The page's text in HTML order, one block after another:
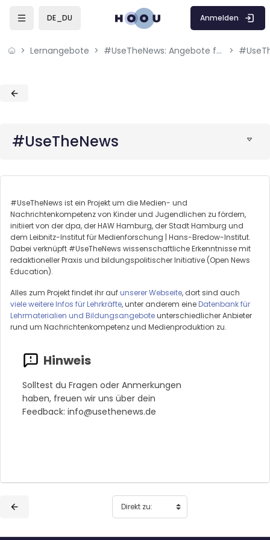
Skip to sidebar navigation menu
Skip to mobile navigation menu
DE_DU Anmelden
Lernangebote #UseTheNews: Angebote für Lehrkräfte zum Thema Medien- und Nachrichtenkompetenz
Blöcke
Blöcke
#UseTheNews
#UseTheNews ist ein Projekt um die Medien- und
Nachrichtenkompetenz von Kinder und Jugendlichen zu fördern,
initiiert von der dpa, der HAW Hamburg, der Stadt Hamburg und
dem Leibnitz-Institut für Medienforschung | Hans-Bredow-Institut.
Dabei verknüpft #UseTheNews wissenschaftliche Erkenntnisse mit
redaktioneller Praxis und bildungspolitischer Initiative (Open News
Education).
Alles zum Projekt findet ihr aufunserer Webseite, dort sind auch
viele weitere Infos für Lehrkräfte, unter anderem eineDatenbank für
Lehrmaterialien und Bildungsangeboteunterschiedlicher Anbieter
rund um Nachrichtenkompetenz und Medienproduktion zu.
Solltest du Fragen oder Anmerkungen
haben, freuen wir uns über dein
Feedback: info@usethenews.de